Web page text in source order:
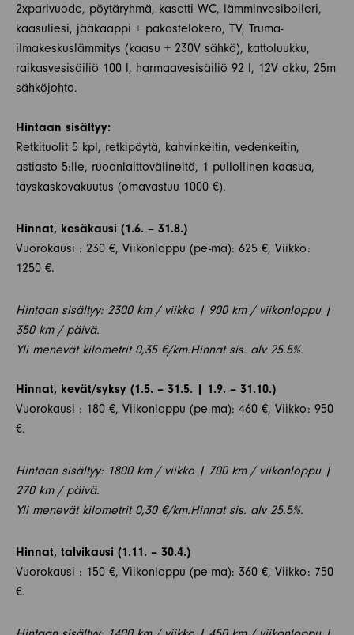
2xparivuode, pöytäryhmä, kasetti WC, lämminvesiboileri,
kaasuliesi, jääkaappi + pakastelokero, TV, Truma-
ilmakeskuslämmitys (kaasu + 230V sähkö), kattoluukku,
raikasvesisäiliö 100 l, harmaavesisäiliö 92 l, 12V akku, 25m
sähköjohto.
Hintaan sisältyy:
Retkituolit 5 kpl, retkipöytä, kahvinkeitin, vedenkeitin,
astiasto 5:lle, ruoanlaittovälineitä, 1 pullollinen kaasua,
täyskaskovakuutus (omavastuu 1000 €).
Hinnat, kesäkausi (1.6. – 31.8.)
Vuorokausi : 230 €, Viikonloppu (pe-ma): 625 €, Viikko:
1250 €.
Hintaan sisältyy: 2300 km / viikko | 900 km / viikonloppu |
350 km / päivä.
Yli menevät kilometrit 0,35 €/km.Hinnat sis. alv 25.5%.
Hinnat, kevät/syksy (1.5. – 31.5. | 1.9. – 31.10.)
Vuorokausi : 180 €, Viikonloppu (pe-ma): 460 €, Viikko: 950
€.
Hintaan sisältyy: 1800 km / viikko | 700 km / viikonloppu |
270 km / päivä.
Yli menevät kilometrit 0,30 €/km.Hinnat sis. alv 25.5%.
Hinnat, talvikausi (1.11. – 30.4.)
Vuorokausi : 150 €, Viikonloppu (pe-ma): 360 €, Viikko: 750
€.